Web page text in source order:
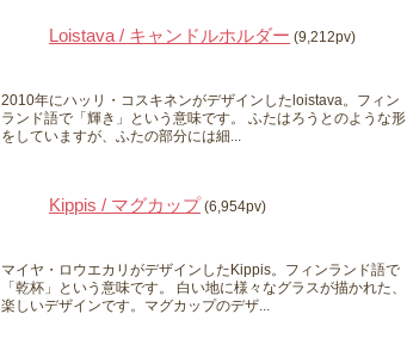
Loistava / キャンドルホルダー (9,212pv)
2010年にハッリ・コスキネンがデザインしたloistava。フィン
ランド語で「輝き」という意味です。 ふたはろうとのような形
をしていますが、ふたの部分には細...
Kippis / マグカップ (6,954pv)
マイヤ・ロウエカリがデザインしたKippis。フィンランド語で
「乾杯」という意味です。 白い地に様々なグラスが描かれた、
楽しいデザインです。マグカップのデザ...